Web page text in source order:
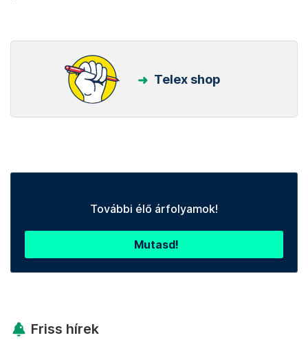
Telex shop
További élő árfolyamok!
Mutasd!
Friss hírek